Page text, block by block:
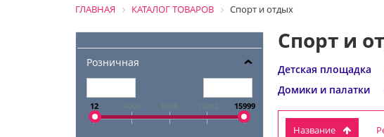
ГЛАВНАЯ КАТАЛОГ ТОВАРОВ Спорт и отдых
Розничная
12 15999
Спорт и
Детская площадка
Домики и палатки
Название